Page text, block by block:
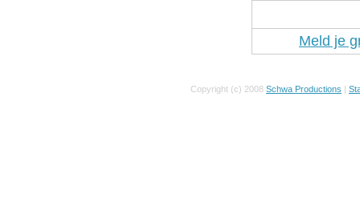
Meld je
Copyright (c) 2008 Schwa Productions